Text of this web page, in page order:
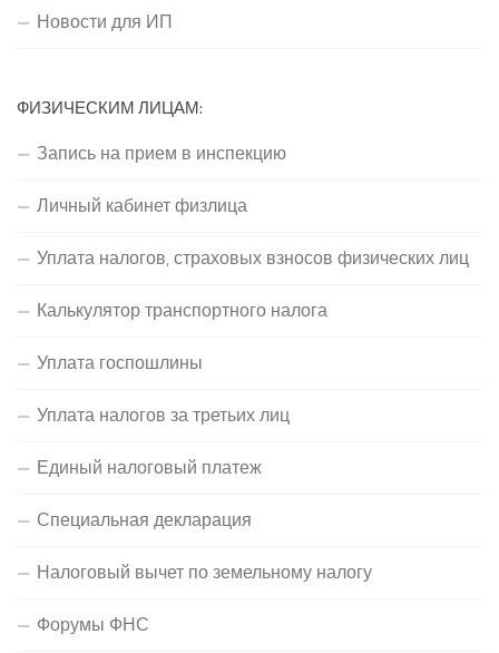
Новости для ИП
ФИЗИЧЕСКИМ ЛИЦАМ:
Запись на прием в инспекцию
Личный кабинет физлица
Уплата налогов, страховых взносов физических лиц
Калькулятор транспортного налога
Уплата госпошлины
Уплата налогов за третьих лиц
Единый налоговый платеж
Специальная декларация
Налоговый вычет по земельному налогу
Форумы ФНС